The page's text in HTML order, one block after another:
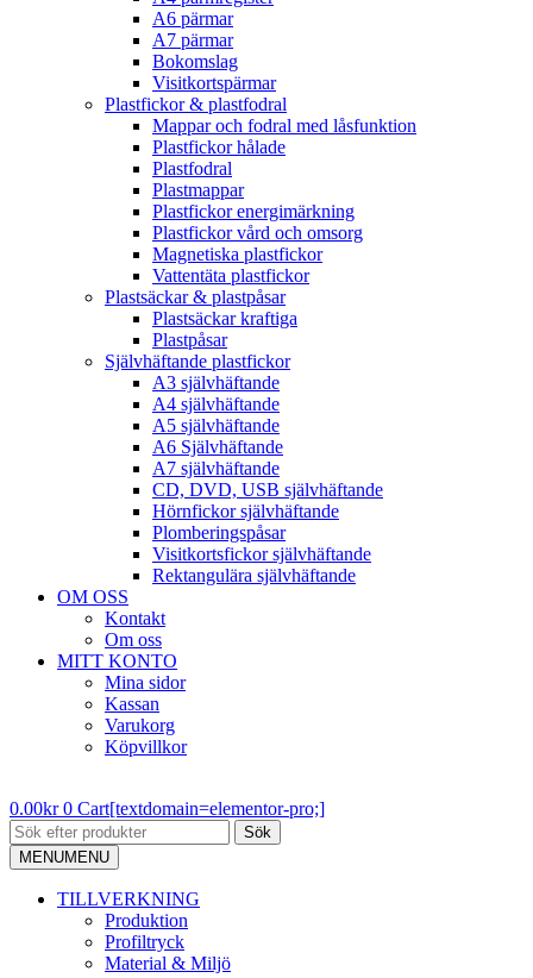
A6 pärmar
A7 pärmar
Bokomslag
Visitkortspärmar
Plastfickor & plastfodral
Mappar och fodral med låsfunktion
Plastfickor hålade
Plastfodral
Plastmappar
Plastfickor energimärkning
Plastfickor vård och omsorg
Magnetiska plastfickor
Vattentäta plastfickor
Plastsäckar & plastpåsar
Plastsäckar kraftiga
Plastpåsar
Självhäftande plastfickor
A3 självhäftande
A4 självhäftande
A5 självhäftande
A6 Självhäftande
A7 självhäftande
CD, DVD, USB självhäftande
Hörnfickor självhäftande
Plomberingspåsar
Visitkortsfickor självhäftande
Rektangulära självhäftande
OM OSS
Kontakt
Om oss
MITT KONTO
Mina sidor
Kassan
Varukorg
Köpvillkor
0.00kr 0 Cart[textdomain=elementor-pro;]
Sök
MENUMENU
TILLVERKNING
Produktion
Profiltryck
Material & Miljö